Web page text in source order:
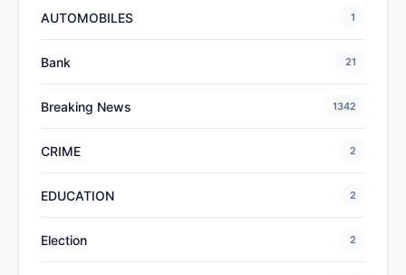
AUTOMOBILES 1
Bank 21
Breaking News 1342
CRIME 2
EDUCATION 2
Election 2